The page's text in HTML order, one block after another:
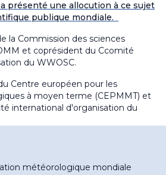
présenté une allocution à ce sujet
publique mondiale.
la Commission des sciences
et coprésident du Ccomité
du WWOSC.
Centre européen pour les
à moyen terme (CEPMMT) et
international d'organisation du
météorologique mondiale